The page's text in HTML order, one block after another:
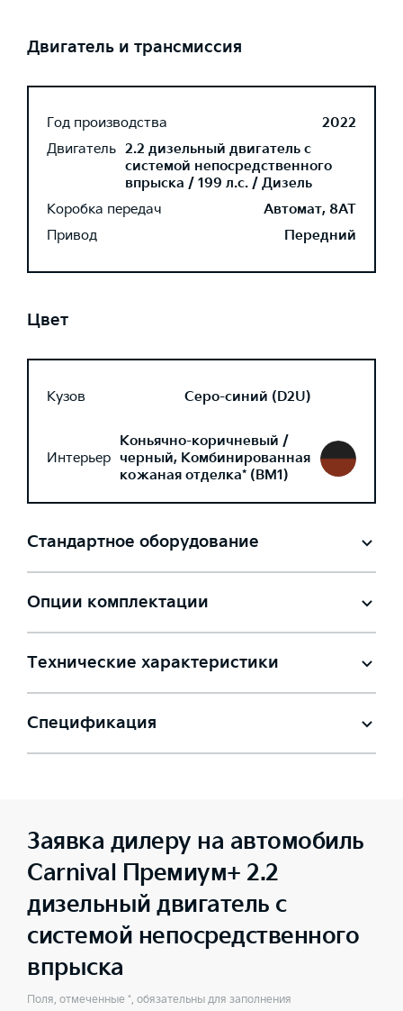
Двигатель и трансмиссия
Год производства
2022
Двигатель 2.2 дизельный двигатель с
системой непосредственного
впрыска / 199 л.с. / Дизель
Коробка передач
Автомат, 8AT
Привод
Передний
Цвет
Кузов Серо-синий (D2U)
Интерьер
Коньячно-коричневый /
черный, Комбинированная
кожаная отделка* (BM1)
Стандартное оборудование
Опции комплектации
Технические характеристики
Спецификация
Заявка дилеру на автомобиль
Carnival Премиум+ 2.2
дизельный двигатель с
системой непосредственного
впрыска
Поля, отмеченные *, обязательны для заполнения